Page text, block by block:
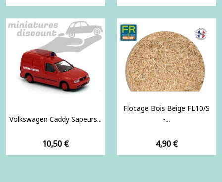
de
Volkswagen Caddy Sapeurs...
Prix
10,50 €
Flocage Bois Beige FL10/S
-...
Prix
4,90 €